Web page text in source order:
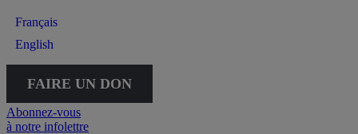
Français
English
FAIRE UN DON
Abonnez-vous
à notre infolettre